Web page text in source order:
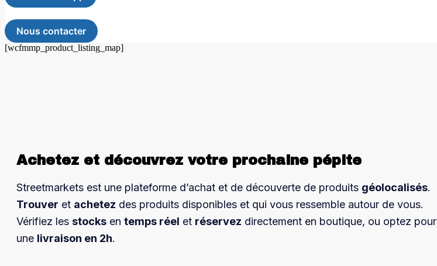
Nous contacter
[wcfmmp_product_listing_map]
Achetez et découvrez votre prochaine pépite
Streetmarkets est une plateforme d’achat et de découverte de produits géolocalisés.
Trouver et achetez des produits disponibles et qui vous ressemble autour de vous.
Vérifiez les stocks en temps réel et réservez directement en boutique, ou optez pour
une livraison en 2h.